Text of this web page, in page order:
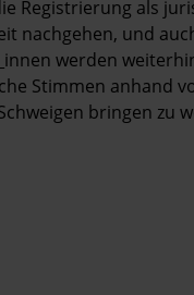
Registrierung als
nachgehen, und
werden
Stimmen anhand
bringen zu